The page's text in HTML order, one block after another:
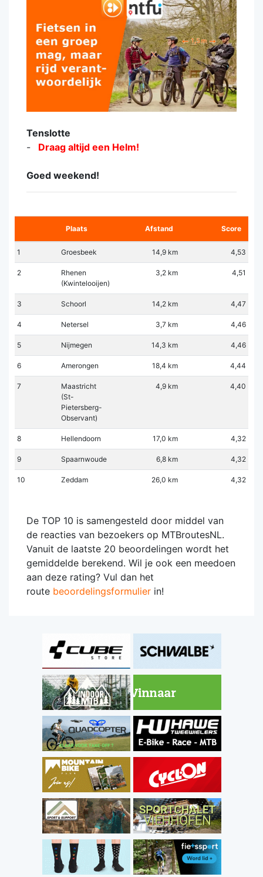
Tenslotte
Draag altijd een Helm!
Goed weekend!
Plaats Afstand Score
1 Groesbeek 14,9 km 4,53
2
Rhenen
(Kwintelooijen)
3,2 km 4,51
3 Schoorl 14,2 km 4,47
4 Netersel 3,7 km 4,46
5 Nijmegen 14,3 km 4,46
6 Amerongen 18,4 km 4,44
7
Maastricht
(St-
Pietersberg-
Observant)
4,9 km 4,40
8 Hellendoorn 17,0 km 4,32
9 Spaarnwoude 6,8 km 4,32
10 Zeddam 26,0 km 4,32
De TOP 10 is samengesteld door middel van
de reacties van bezoekers op MTBroutesNL.
Vanuit de laatste 20 beoordelingen wordt het
gemiddelde berekend. Wil je ook een meedoen
aan deze rating? Vul dan het
route beoordelingsformulier in!